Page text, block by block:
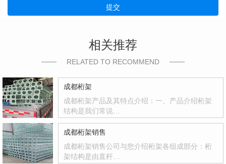
提交
相关推荐
RELATED TO RECOMMEND
成都桁架
成都桁架产品及其特点介绍：一、产品介绍桁架
结构是我们常说…
成都桁架销售
成都桁架销售公司与您介绍桁架各组成部分：桁
架结构是由直杆…